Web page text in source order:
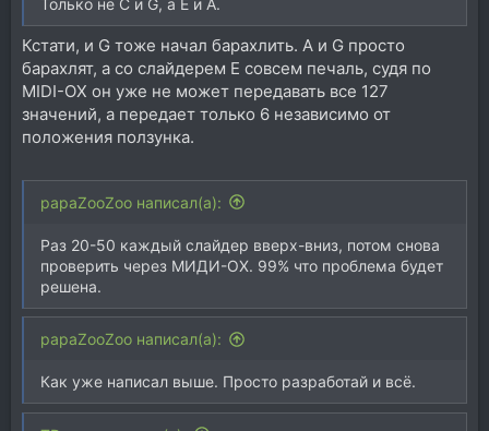
Кстати, и G тоже начал барахлить. A и G просто
барахлят, а со слайдерем E совсем печаль, судя по
MIDI-OX он уже не может передавать все 127
значений, а передает только 6 независимо от
положения ползунка.
papaZooZoo написал(а):
Раз 20-50 каждый слайдер вверх-вниз, потом снова
проверить через МИДИ-ОХ. 99% что проблема будет
решена.
papaZooZoo написал(а):
Как уже написал выше. Просто разработай и всё.